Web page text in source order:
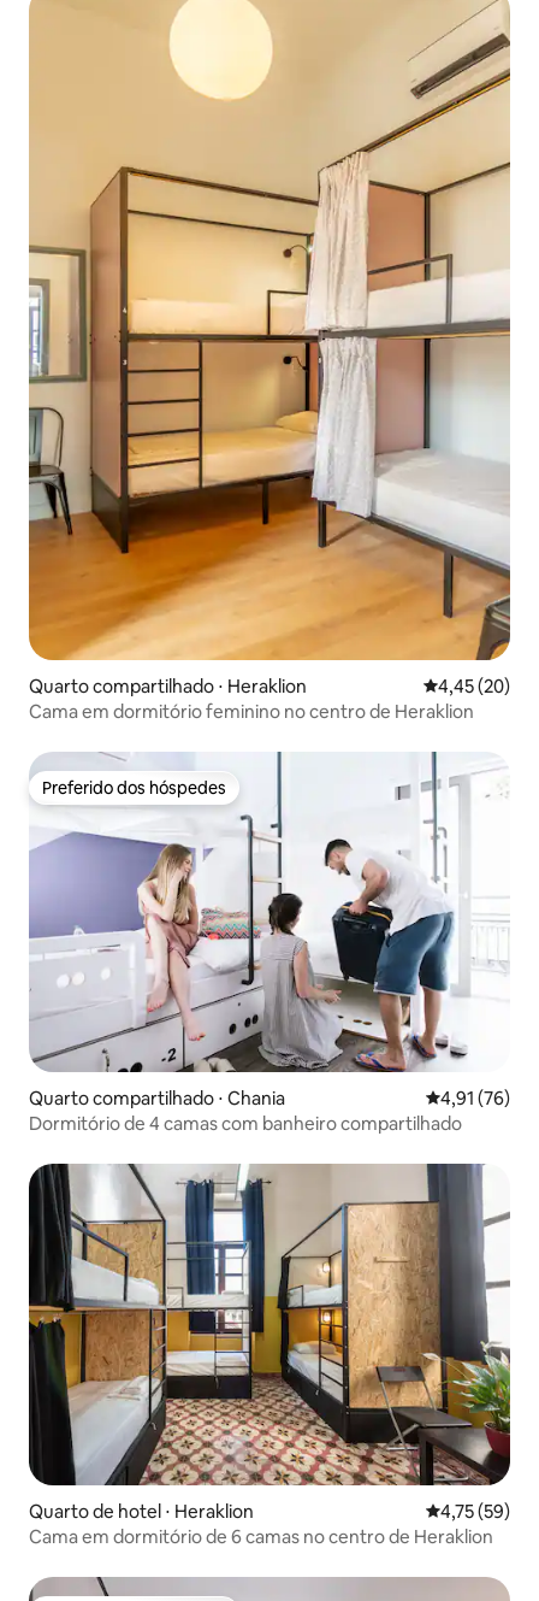
Quarto compartilhado ⋅ Heraklion 4,45 de uma
4,45 (20)
Cama em dormitório feminino no centro de Heraklion
Preferido dos hóspedes
Preferido dos hóspedes
Quarto compartilhado ⋅ Chania 4,91 de uma
4,91 (76)
Dormitório de 4 camas com banheiro compartilhado
Quarto de hotel ⋅ Heraklion 4,75 de uma
4,75 (59)
Cama em dormitório de 6 camas no centro de Heraklion